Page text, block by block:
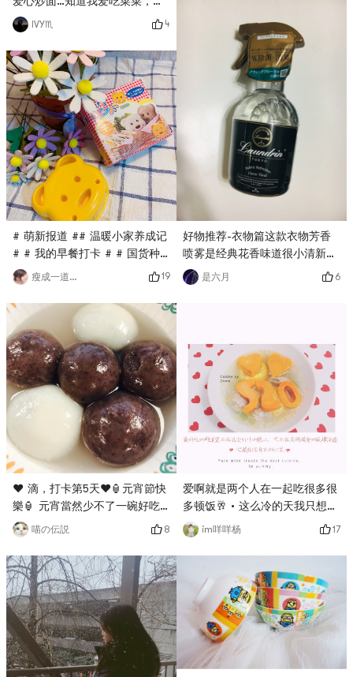
我放好多菜菜，肉对我来说只是
装饰，哈哈…# 亚米厨房 ## 温
暖小家养成记 #
IVY♏ 4
# 萌新报道 ## 温暖小家养成记
# # 我的早餐打卡 # # 国货种
草愿望清单 #安利一个超级可爱
的吐司切割模具 让孩子爱上健
康的早餐 其实我觉得还能盖在
饭 煎蛋 或者其他点心上 创意无
限哦
瘦成一道闪电 19
❤️ 滴，打卡第5天❤️🏮元宵節快
樂🏮 元宵當然少不了一碗好吃
的湯圓啦～ 我最愛芝麻湯圓～
你們呢？# 燃烧卡路里大作战 #
# 温暖小家养成记 # # 亚米厨
房 #
喵の伝説 8
好物推荐-衣物篇这款衣物芳香
喷雾是经典花香味道很小清新
个人觉得不呛鼻喷头ON OFF设
计也挺好的唯一一点持久度不是
是六月 6
爱啊就是两个人在一起吃很多很
多顿饭🥂 • 这么冷的天我只想为
你做顿饭😊 然后你开心的吃完
并对着我笑这样我就满足了 #
手机里舍不得删的照片 # # 私
藏好货大曝光 # # 我的早餐打
卡 # # 温暖小家养成记 #
im咩咩杨 17